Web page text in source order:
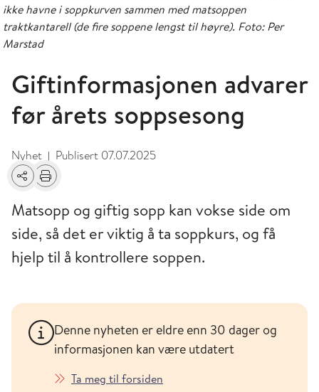
ikke havne i soppkurven sammen med matsoppen
traktkantarell (de fire soppene lengst til høyre). Foto: Per
Marstad
Giftinformasjonen advarer
før årets soppsesong
Nyhet | Publisert 07.07.2025
Del Skriv ut
Matsopp og giftig sopp kan vokse side om
side, så det er viktig å ta soppkurs, og få
hjelp til å kontrollere soppen.
Denne nyheten er eldre enn 30 dager og
informasjonen kan være utdatert
Ta meg til forsiden